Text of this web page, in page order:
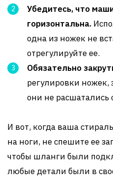
Убедитесь, что
горизонтальна.
одна из ножек не
отрегулируйте ее.
Обязательно
регулировки ножек,
они не расшатались
И вот, когда ваша
на ноги, не спешите ее
чтобы шланги были
любые детали были в